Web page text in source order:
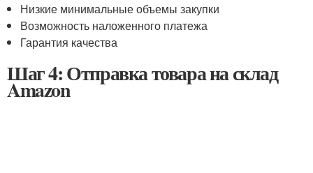
Низкие минимальные объемы закупки
Возможность наложенного платежа
Гарантия качества
Шаг 4: Отправка товара на склад
Amazon